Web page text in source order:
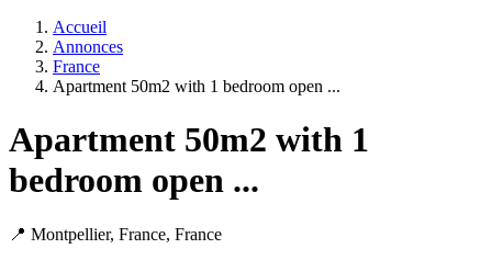
Accueil
Annonces
France
Apartment 50m2 with 1 bedroom open ...
Apartment 50m2 with 1
bedroom open ...
📍 Montpellier, France, France